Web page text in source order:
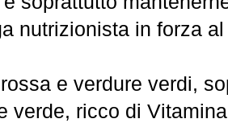
nutrizionista in forza
e verdure verdi,
verde, ricco di